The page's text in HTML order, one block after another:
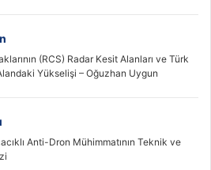
(RCS) Radar Kesit Alanları ve Türk
Yükselişi – Oğuzhan Uygun
Anti-Dron Mühimmatının Teknik ve